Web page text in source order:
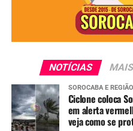
Ver essa
NOTÍCIAS
SOROCABA E REGIÃO
Ciclone coloca
em alerta
veja como se